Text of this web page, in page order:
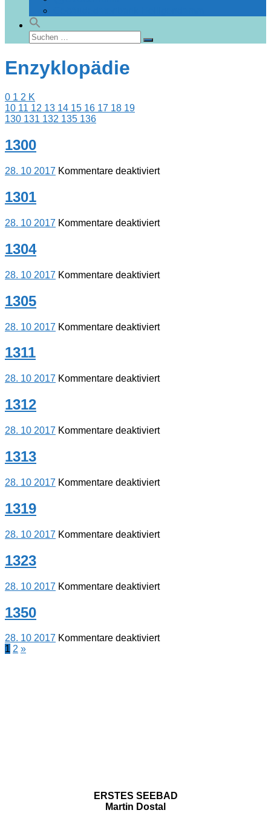
Suchen
nach:
Suchen
Enzyklopädie
0 1 2 K
10 11 12 13 14 15 16 17 18 19
130 131 132 135 136
1300
28. 10 2017 Kommentare deaktiviertfür
1301
28. 10 2017 Kommentare deaktiviertfür
1304
28. 10 2017 Kommentare deaktiviertfür
1305
28. 10 2017 Kommentare deaktiviertfür
1311
28. 10 2017 Kommentare deaktiviertfür
1312
28. 10 2017 Kommentare deaktiviertfür
1313
28. 10 2017 Kommentare deaktiviertfür
1319
28. 10 2017 Kommentare deaktiviertfür
1323
28. 10 2017 Kommentare deaktiviertfür
1350
28. 10 2017 Kommentare deaktiviertfür
Seitennummerierung
1 2 Nächste
»
ERSTES SEEBAD
Martin Dostal